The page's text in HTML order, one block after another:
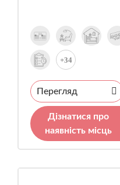
+34
Перегляд
Дізнатися про
наявність місць